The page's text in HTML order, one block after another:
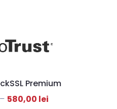
Premium
– 580,00 lei